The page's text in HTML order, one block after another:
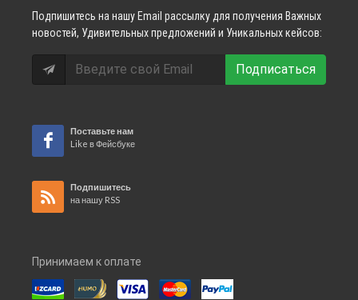
Подпишитесь на нашу Email рассылку для получения Важных
новостей, Удивительных предложений и Уникальных кейсов:
Подписаться
Поставьте нам
Like в Фейсбуке
Подпишитесь
на нашу RSS
Принимаем к оплате